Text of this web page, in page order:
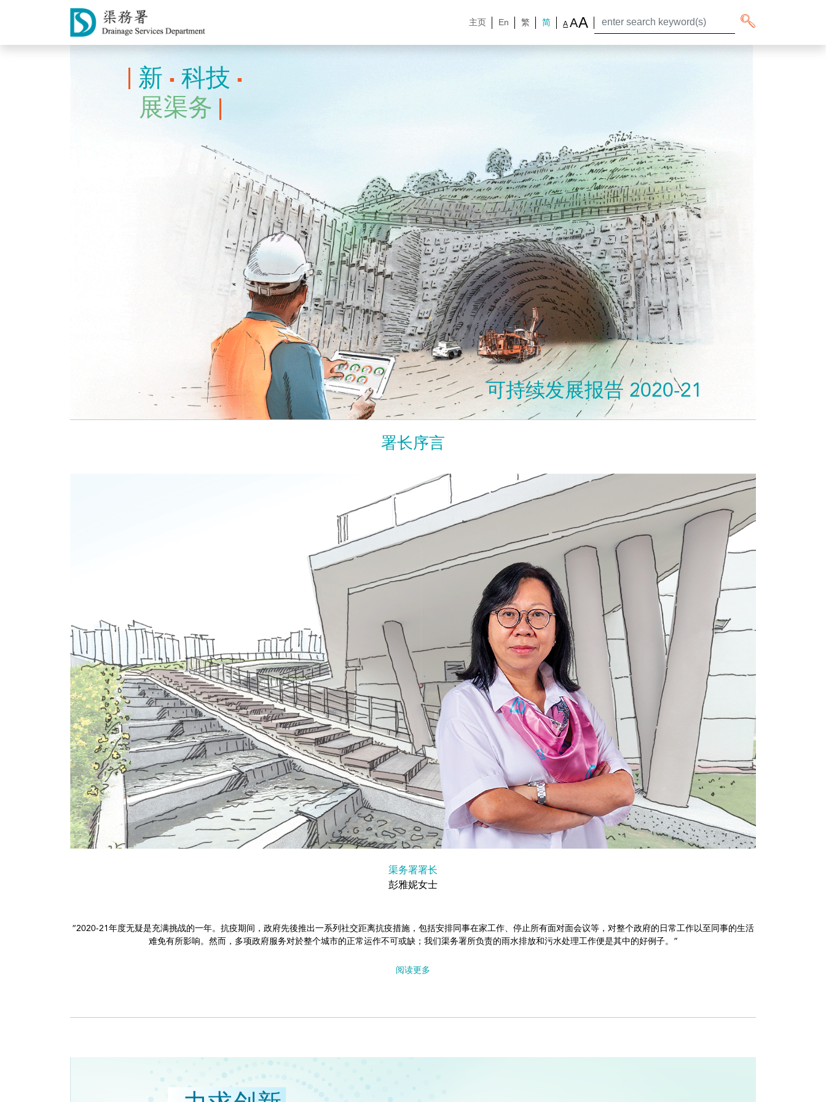
主页 En 繁 简 A AA
新■ 科技■
展渠务
可持续发展报告 2020-21
署长序言
渠务署署长
彭雅妮女士
“2020-21年度无疑是充满挑战的一年。抗疫期间，政府先後推出一系列社交距离抗疫措施，包括安排同事在家工作、停止所有面对面会议等，对整个政府的日常工作以至同事的生活
难免有所影响。然而，多项政府服务对於整个城市的正常运作不可或缺；我们渠务署所负责的雨水排放和污水处理工作便是其中的好例子。”
阅读更多